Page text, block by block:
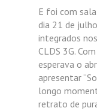
E foi com
dia 21 de
integrados
CLDS 3G.
esperava o
apresentar
longo
retrato de